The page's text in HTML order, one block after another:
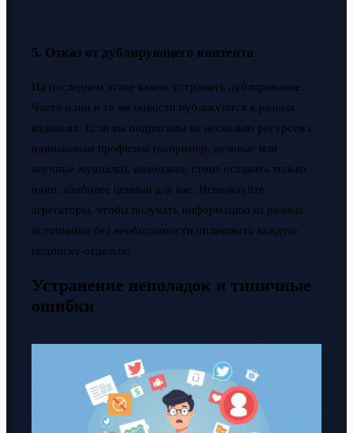
5. Отказ от дублирующего контента
На последнем этапе важно устранить дублирование.
Часто одни и те же новости публикуются в разных
изданиях. Если вы подписаны на несколько ресурсов с
одинаковым профилем (например, деловые или
научные журналы), возможно, стоит оставить только
один, наиболее ценный для вас. Используйте
агрегаторы, чтобы получать информацию из разных
источников без необходимости оплачивать каждую
подписку отдельно.
Устранение неполадок и типичные
ошибки